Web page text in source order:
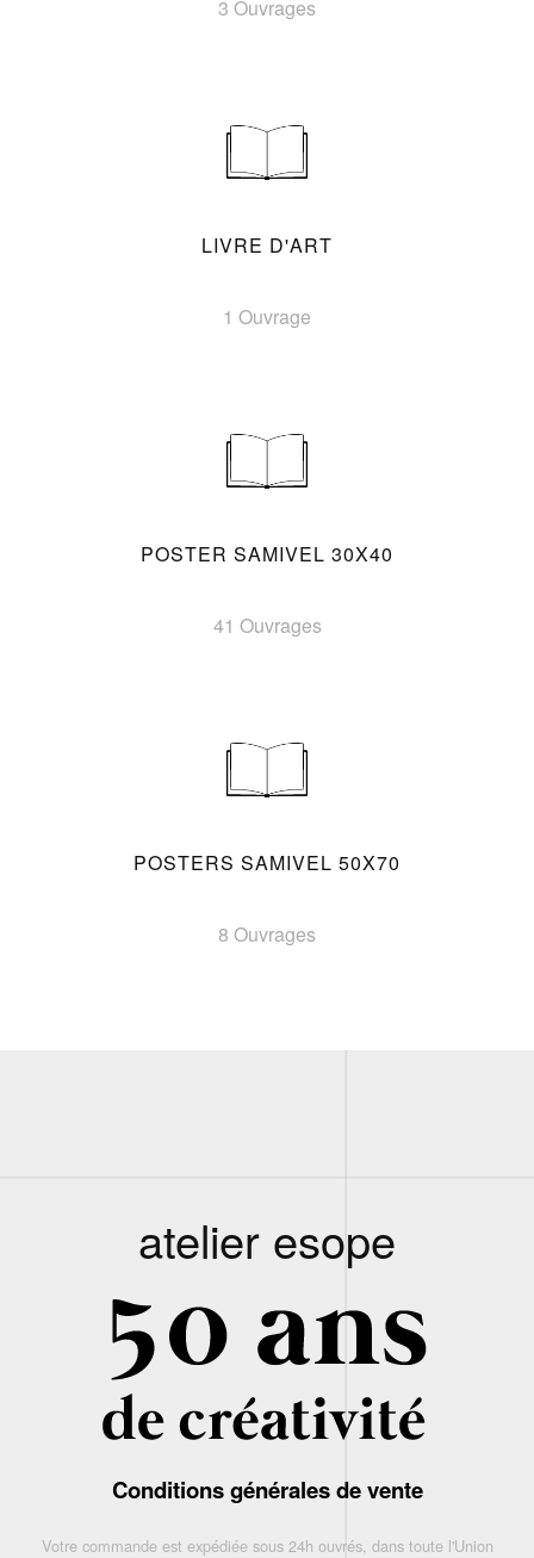
3 Ouvrages
LIVRE D'ART
1 Ouvrage
POSTER SAMIVEL 30X40
41 Ouvrages
POSTERS SAMIVEL 50X70
8 Ouvrages
atelier esope
Conditions générales de vente
Votre commande est expédiée sous 24h ouvrés, dans toute l'Union